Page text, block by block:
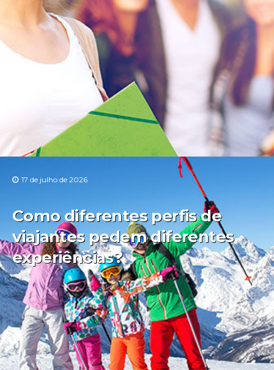
17 de julho de 2026
Como diferentes perfis de
viajantes pedem diferentes
experiências?